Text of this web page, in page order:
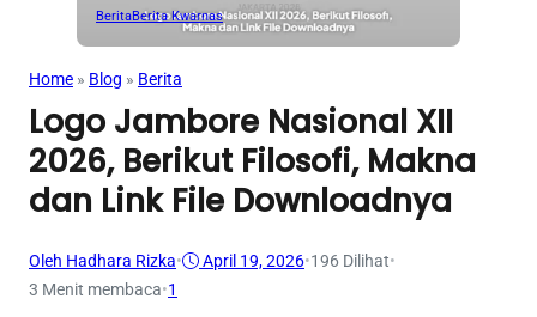
BeritaBerita Kwarnas
Home » Blog » Berita
Logo Jambore Nasional XII
2026, Berikut Filosofi, Makna
dan Link File Downloadnya
Oleh Hadhara Rizka• April 19, 2026•196 Dilihat•
3 Menit membaca•1